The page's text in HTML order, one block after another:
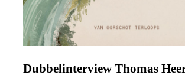
Dubbelinterview Thomas